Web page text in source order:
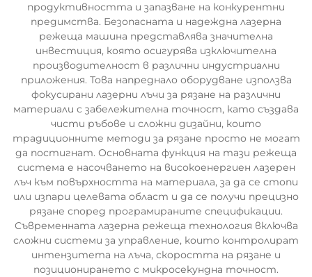
продуктивността и запазване на конкурентни
предимства. Безопасната и надеждна лазерна
режеща машина представлява значителна
инвестиция, която осигурява изключителна
производителност в различни индустриални
приложения. Това напреднало оборудване използва
фокусирани лазерни лъчи за рязане на различни
материали с забележителна точност, като създава
чисти ръбове и сложни дизайни, които
традиционните методи за рязане просто не могат
да постигнат. Основната функция на тази режеща
система е насочването на високоенергиен лазерен
лъч към повърхността на материала, за да се стопи
или изпари целевата област и да се получи прецизно
рязане според програмираните спецификации.
Съвременната лазерна режеща технология включва
сложни системи за управление, които контролират
интензитета на лъча, скоростта на рязане и
позиционирането с микросекундна точност.